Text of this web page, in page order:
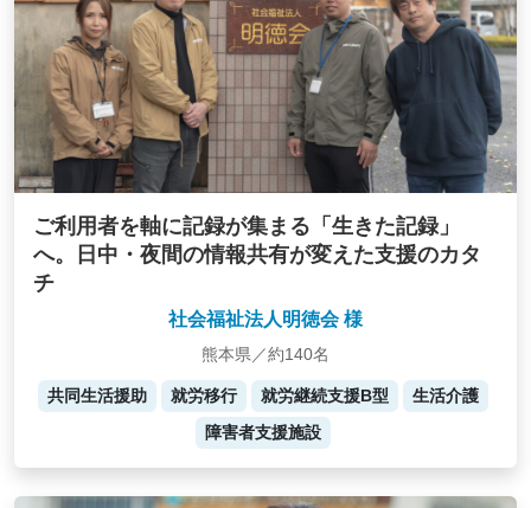
ご利用者を軸に記録が集まる「生きた記録」
へ。日中・夜間の情報共有が変えた支援のカタ
チ
社会福祉法人明徳会 様
熊本県／約140名
共同生活援助 就労移行 就労継続支援B型
生活介護
障害者支援施設